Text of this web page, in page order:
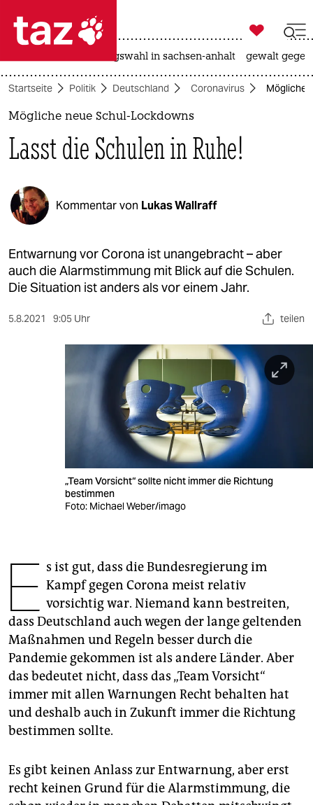
 taz zahl ich
taz zahl ich
themen
politik
öko
gesellschaft
kultur
sport
berlin
wahrheit
genossenschaft
epaper login

taz zahl ich
landtagswahl in sachsen-anhalt gewalt
Startseite Politik Deutschland Coronavirus Mögliche
Mögliche neue Schul-Lockdowns
Lasst die Schulen in Ruhe!
Kommentar von Lukas Wallraff
Entwarnung vor Corona ist unangebracht – aber
auch die Alarmstimmung mit Blick auf die Schulen.
Die Situation ist anders als vor einem Jahr.
5.8.2021 9:05 Uhr teilen
„Team Vorsicht“ sollte nicht immer die Richtung
bestimmen
Foto: Michael Weber/imago
E s ist gut, dass die Bundesregierung im
Kampf gegen Corona meist relativ
vorsichtig war. Niemand kann bestreiten,
dass Deutschland auch wegen der lange geltenden
Maßnahmen und Regeln besser durch die
Pandemie gekommen ist als andere Länder. Aber
das bedeutet nicht, dass das „Team Vorsicht“
immer mit allen Warnungen Recht behalten hat
und deshalb auch in Zukunft immer die Richtung
bestimmen sollte.
Es gibt keinen Anlass zur Entwarnung, aber erst
recht keinen Grund für die Alarmstimmung, die